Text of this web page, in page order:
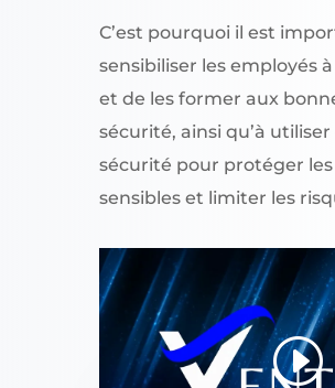
C’est pourquoi il est
sensibiliser les employés
et de les former aux
sécurité, ainsi qu’à
sécurité pour protéger
sensibles et limiter les